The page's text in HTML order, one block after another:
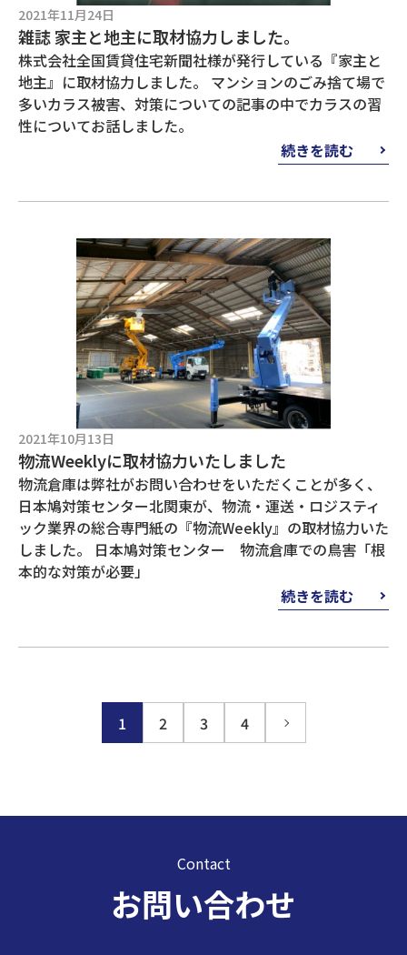
2021年11月24日
雑誌 家主と地主に取材協力しました。
株式会社全国賃貸住宅新聞社様が発行している『家主と
地主』に取材協力しました。 マンションのごみ捨て場で
多いカラス被害、対策についての記事の中でカラスの習
性についてお話しました。
続きを読む
2021年10月13日
物流Weeklyに取材協力いたしました
物流倉庫は弊社がお問い合わせをいただくことが多く、
日本鳩対策センター北関東が、物流・運送・ロジスティ
ック業界の総合専門紙の『物流Weekly』の取材協力いた
しました。 日本鳩対策センター 物流倉庫での鳥害「根
本的な対策が必要」
続きを読む
1 2 3 4
Contact
お問い合わせ